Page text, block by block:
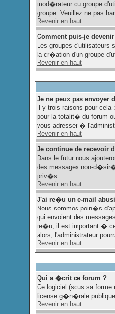
mod�rateur du groupe
groupe. Veuillez ne pas
Revenir en haut
Comment puis-je
Les groupes
la cr�ation d'un groupe
Revenir en haut
Je ne peux pas envoyer
Il y trois raisons pour
pour la totalit� du forum
vous adresser �
Revenir en haut
Je continue de recevoir
Dans le futur nous
des messages non-
priv�s.
Revenir en haut
J'ai re�u un e-mail
Nous sommes pein�s
qui envoient des
re�u, il est important �
alors, l'administrateur
Revenir en haut
Qui a �crit ce forum ?
Ce logiciel (sous sa
license g�n�rale
Revenir en haut